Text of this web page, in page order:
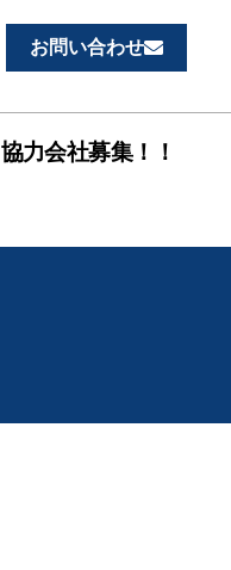
お問い合わせ
協力会社募集！！